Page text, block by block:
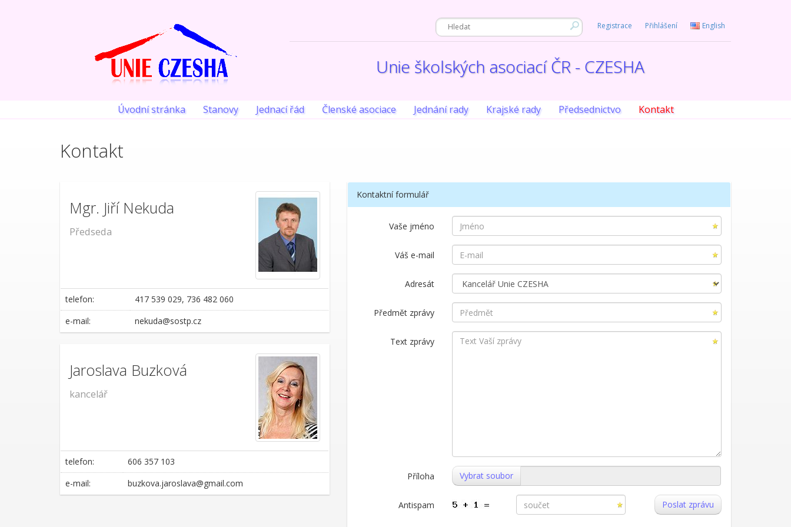
Registrace Přihlášení English
Unie školských asociací ČR - CZESHA
Úvodní stránka Stanovy Jednací řád Členské asociace Jednání rady Krajské rady Předsednictvo Kontakt
Kontakt
Mgr. Jiří Nekuda
Předseda
telefon:
417 539 029, 736 482 060
e-mail:
nekuda@sostp.cz
Jaroslava Buzková
kancelář
telefon:
606 357 103
e-mail:
buzkova.jaroslava@gmail.com
Kontaktní formulář
Vaše jméno
Váš e-mail
Adresát
Předmět zprávy
Text zprávy
Příloha Vybrat soubor
Antispam Poslat zprávu